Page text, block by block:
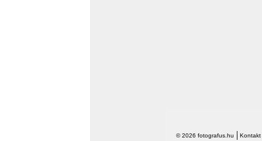
© 2026 fotografus.hu Kontakt